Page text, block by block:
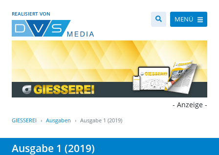
REALISIERT VON
MENÜ
- Anzeige -
GIESSEREI Ausgaben Ausgabe 1 (2019)
Ausgabe 1 (2019)